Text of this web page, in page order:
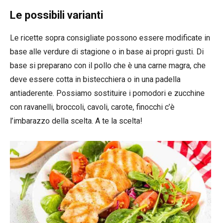
Le possibili varianti
Le ricette sopra consigliate possono essere modificate in
base alle verdure di stagione o in base ai propri gusti. Di
base si preparano con il pollo che è una carne magra, che
deve essere cotta in bistecchiera o in una padella
antiaderente. Possiamo sostituire i pomodori e zucchine
con ravanelli, broccoli, cavoli, carote, finocchi c’è
l’imbarazzo della scelta. A te la scelta!